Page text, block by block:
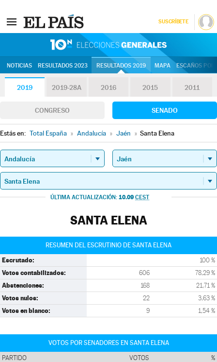
SUSCRÍBETE
NOTICIAS RESULTADOS 2023 RESULTADOS 2019 MAPA ESCAÑOS
2019 2019-28A 2016 2015 2011
CONGRESO SENADO
Estás en: Total España » Andalucía » Jaén » Santa Elena
ÚLTIMA ACTUALIZACIÓN: 10.09 CEST
SANTA ELENA
RESUMEN DEL ESCRUTINIO DE SANTA ELENA
Escrutado: 100 %
Votos contabilizados: 606 78,29 %
Abstenciones: 168 21,71 %
Votos nulos: 22 3,63 %
Votos en blanco: 9 1,54 %
VOTOS POR SENADORES EN SANTA ELENA
PARTIDO VOTOS %